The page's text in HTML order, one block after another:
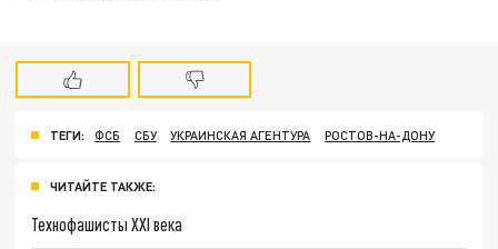
ТЕГИ: ФСБ СБУ УКРАИНСКАЯ АГЕНТУРА РОСТОВ-НА-ДОНУ
ЧИТАЙТЕ ТАКЖЕ:
Технофашисты XXI века